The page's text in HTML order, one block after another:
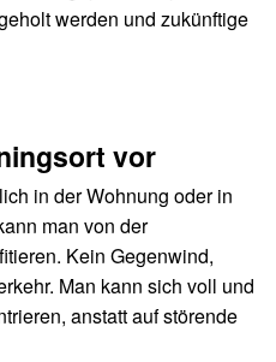
werden und zukünftige
vor
in der Wohnung oder in
man von der
Kein Gegenwind,
Man kann sich voll und
anstatt auf störende